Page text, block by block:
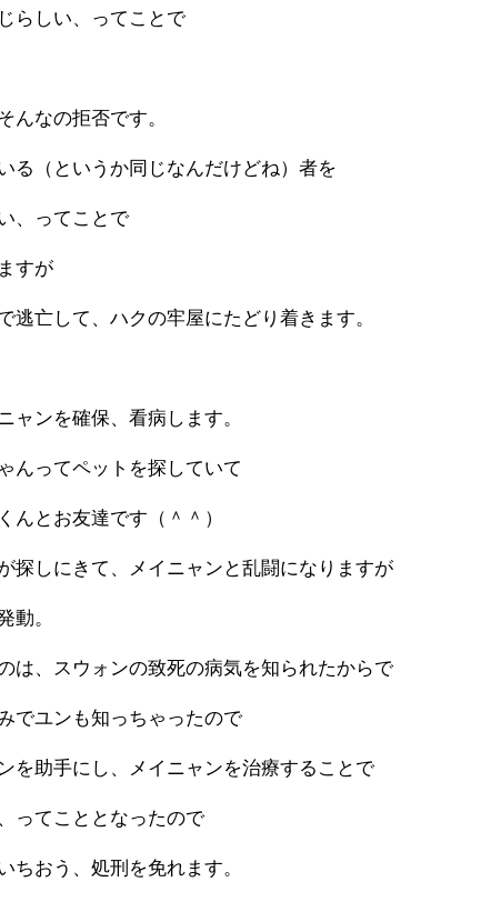
らしい、ってことで
んなの拒否です。
る（というか同じなんだけどね）者を
、ってことで
すが
逃亡して、ハクの牢屋にたどり着きます。
ャンを確保、看病します。
んってペットを探していて
んとお友達です（＾＾）
探しにきて、メイニャンと乱闘になりますが
動。
は、スウォンの致死の病気を知られたからで
でユンも知っちゃったので
を助手にし、メイニャンを治療することで
ってこととなったので
ちおう、処刑を免れます。